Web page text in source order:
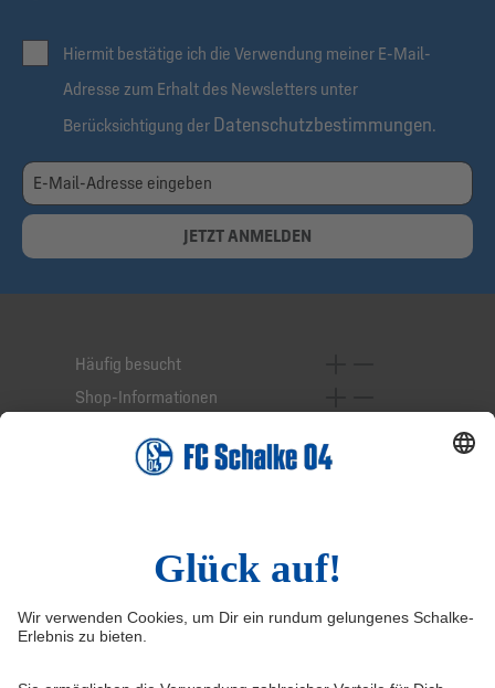
Hiermit bestätige ich die Verwendung meiner E-Mail-
Adresse zum Erhalt des Newsletters unter
Berücksichtigung der Datenschutzbestimmungen.
JETZT ANMELDEN
Häufig besucht
Shop-Informationen
Service-Hotline